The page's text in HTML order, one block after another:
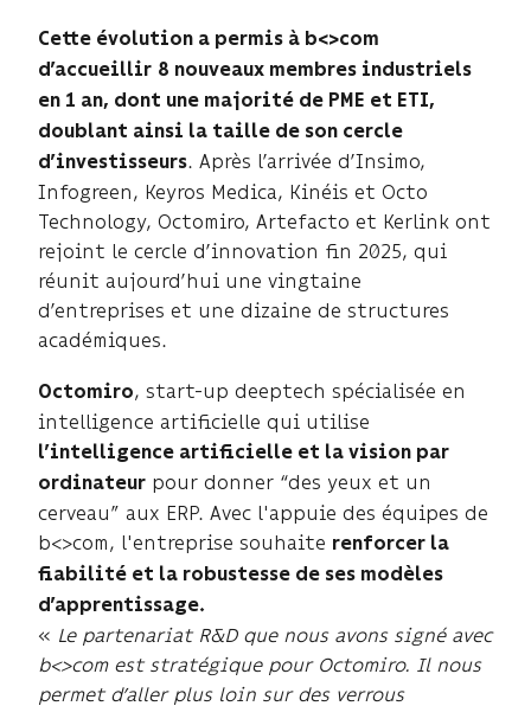
Cette évolution a permis à b<>com
d’accueillir 8 nouveaux membres industriels
en 1 an, dont une majorité de PME et ETI,
doublant ainsi la taille de son cercle
d’investisseurs. Après l’arrivée d’Insimo,
Infogreen, Keyros Medica, Kinéis et Octo
Technology, Octomiro, Artefacto et Kerlink ont
rejoint le cercle d’innovation fin 2025, qui
réunit aujourd’hui une vingtaine
d’entreprises et une dizaine de structures
académiques.
Octomiro, start-up deeptech spécialisée en
intelligence artificielle qui utilise
l’intelligence artificielle et la vision par
ordinateur pour donner “des yeux et un
cerveau” aux ERP. Avec l'appuie des équipes de
b<>com, l'entreprise souhaite renforcer la
fiabilité et la robustesse de ses modèles
d’apprentissage.
« Le partenariat R&D que nous avons signé avec
b<>com est stratégique pour Octomiro. Il nous
permet d’aller plus loin sur des verrous